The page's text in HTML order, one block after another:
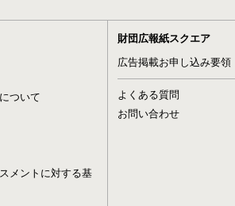
ついて
メントに対する基
財団広報紙スクエア
広告掲載お申し込み要領
よくある質問
お問い合わせ